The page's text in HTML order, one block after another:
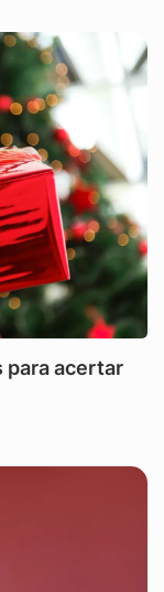
para acertar